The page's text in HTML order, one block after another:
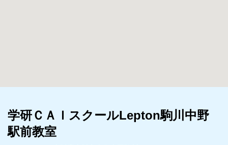
学研ＣＡＩスクールLepton駒川中野
駅前教室